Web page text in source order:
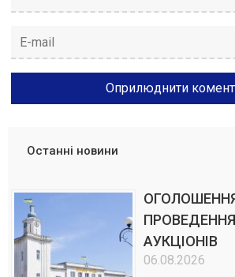
Останні новини
АУКЦІОНІВ
06.08.2026